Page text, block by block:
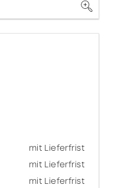
mit Lieferfrist
mit Lieferfrist
mit Lieferfrist